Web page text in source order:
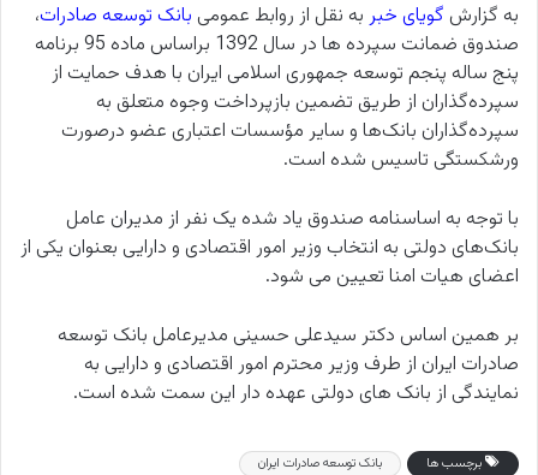
به گزارش گویای خبر به نقل از روابط عمومی بانک توسعه صادرات،
صندوق ضمانت سپرده ها در سال 1392 براساس ماده 95 برنامه
پنج ساله پنجم توسعه جمهوری اسلامی ایران با هدف حمایت از
سپرده‌گذاران از طریق تضمین بازپرداخت وجوه متعلق به
سپرده‌گذاران بانک‌ها و سایر مؤسسات اعتباری عضو درصورت
ورشکستگی تاسیس شده است.
با توجه به اساسنامه صندوق یاد شده یک نفر از مدیران عامل
بانک‌های دولتی به انتخاب وزیر امور اقتصادی و دارایی بعنوان یکی از
اعضای هیات امنا تعیین می شود.
بر همین اساس دکتر سیدعلی حسینی مدیرعامل بانک توسعه
صادرات ایران از طرف وزیر محترم امور اقتصادی و دارایی به
نمایندگی از بانک های دولتی عهده دار این سمت شده است.
برچسب ها
بانک توسعه صادرات ایران